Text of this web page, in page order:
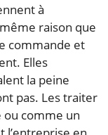
à
raison que
commande et
Elles
la peine
pas. Les traiter
comme un